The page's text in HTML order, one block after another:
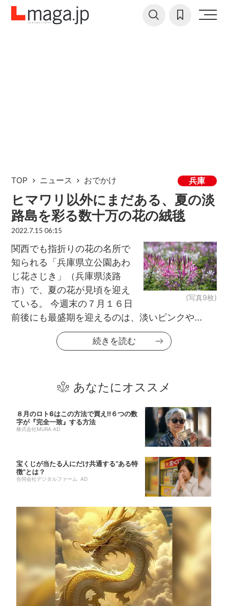
TOP ニュース おでかけ 兵庫
ヒマワリ以外にまだある、夏の淡
路島を彩る数十万の花の絨毯
2022.7.15 06:15
(写真9枚)
関西でも指折りの花の名所で
知られる「兵庫県立公園あわ
じ花さじき」（兵庫県淡路
市）で、夏の花が見頃を迎え
ている。 今週末の７月１６日
前後にも最盛期を迎えるのは、淡いピンクや...
続きを読む
あなたにオススメ
８月のロト6はこの方法で買え!!６つの数
字が『完全一致』する方法
株式会社MURA AD
宝くじが当たる人にだけ共通する“ある特
徴”とは？
合同会社デジタルファーム AD